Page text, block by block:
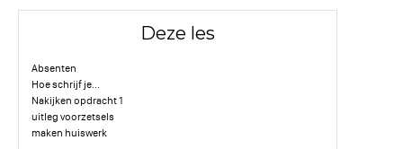
Deze les
Absenten
Hoe schrijf je...
Nakijken opdracht 1
uitleg voorzetsels
maken huiswerk